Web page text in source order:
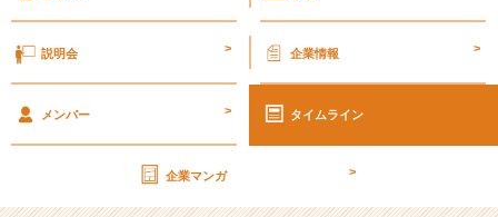
ン
ン
【株
式
説明会 > 企業情報 >
メンバー > タイムライン
企業マンガ >